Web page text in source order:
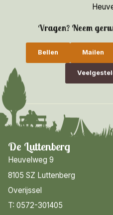
Vragen? Neem
Bellen Mailen
De Luttenberg
Heuvelweg 9
8105 SZ Luttenberg
Overijssel
T: 0572-301405